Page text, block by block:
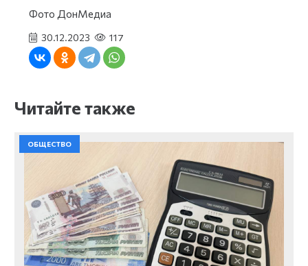
Фото ДонМедиа
30.12.2023 117
Читайте также
ОБЩЕСТВО